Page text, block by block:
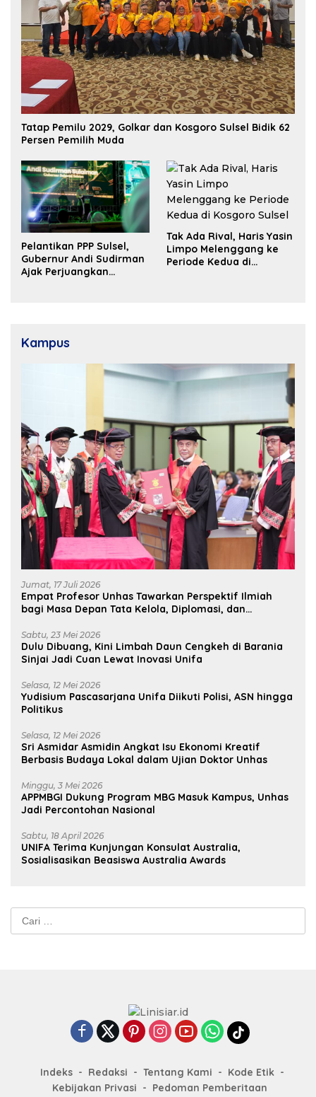
Tatap Pemilu 2029, Golkar dan Kosgoro Sulsel Bidik 62
Persen Pemilih Muda
Pelantikan PPP Sulsel,
Gubernur Andi Sudirman
Ajak Perjuangkan
Tak Ada Rival, Haris Yasin
Limpo Melenggang ke
Periode Kedua di
Kampus
Jumat, 17 Juli 2026
Empat Profesor Unhas Tawarkan Perspektif Ilmiah
bagi Masa Depan Tata Kelola, Diplomasi, dan
Sabtu, 23 Mei 2026
Dulu Dibuang, Kini Limbah Daun Cengkeh di Barania
Sinjai Jadi Cuan Lewat Inovasi Unifa
Selasa, 12 Mei 2026
Yudisium Pascasarjana Unifa Diikuti Polisi, ASN hingga
Politikus
Selasa, 12 Mei 2026
Sri Asmidar Asmidin Angkat Isu Ekonomi Kreatif
Berbasis Budaya Lokal dalam Ujian Doktor Unhas
Minggu, 3 Mei 2026
APPMBGI Dukung Program MBG Masuk Kampus, Unhas
Jadi Percontohan Nasional
Sabtu, 18 April 2026
UNIFA Terima Kunjungan Konsulat Australia,
Sosialisasikan Beasiswa Australia Awards
Cari
untuk:
Indeks Redaksi Tentang Kami
Kode Etik
Kebijakan Privasi
Pedoman Pemberitaan